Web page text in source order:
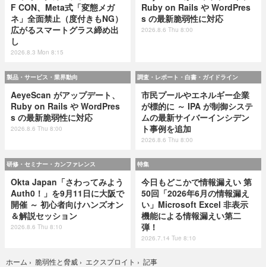
F CON、Meta式「変態メガ
ネ」全面禁止（度付きもNG）
広がるスマートグラス締め出
し
2026.8.3 Mon 8:15
Ruby on Rails や WordPres
s の最新脆弱性に対応
2026.8.6 Thu 8:00
製品・サービス・業界動向
AeyeScan がアップデート、
Ruby on Rails や WordPres
s の最新脆弱性に対応
2026.8.6 Thu 8:00
調査・レポート・白書・ガイドライン
市民プールやエネルギー企業
が標的に ～ IPA が制御システ
ムの最新サイバーインシデン
ト事例を追加
2026.8.6 Thu 8:00
研修・セミナー・カンファレンス
Okta Japan「さわってみよう
Auth0！」を9月11日に大阪で
開催 ～ 初心者向けハンズオン
＆解説セッション
2026.8.6 Thu 8:10
特集
今日もどこかで情報漏えい 第
50回「2026年6月の情報漏え
い」Microsoft Excel 非表示
機能による情報漏えい第二
弾！
2026.7.14 Tue 8:10
ホーム › 脆弱性と脅威 › エクスプロイト › 記事